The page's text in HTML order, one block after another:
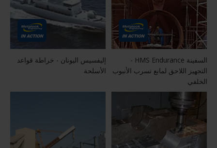
السفينة HMS Endurance -
التجهيز اللاحق لمانع تسرب الأنبوب
الخلفي
إليفسيس اليونان - خراطة قواعد
الأسلحة